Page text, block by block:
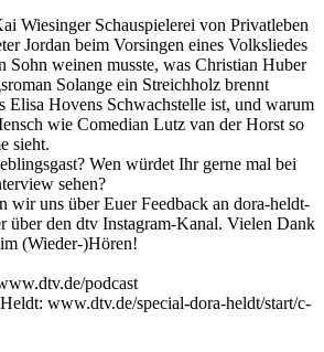
Wiesinger Schauspielerei von Privatleben
Jordan beim Vorsingen eines Volksliedes
Sohn weinen musste, was Christian Huber
Solange ein Streichholz brennt
Elisa Hovens Schwachstelle ist, und warum
wie Comedian Lutz van der Horst so
sieht.
Wen würdet Ihr gerne mal bei
sehen?
wir uns über Euer Feedback an dora-heldt-
über den dtv Instagram-Kanal. Vielen Dank
(Wieder-)Hören!
podcast
www.dtv.de/special-dora-heldt/start/c-